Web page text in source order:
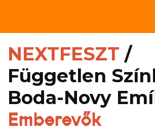
NEXTFESZT /
Független
Boda-Novy
Emberevők